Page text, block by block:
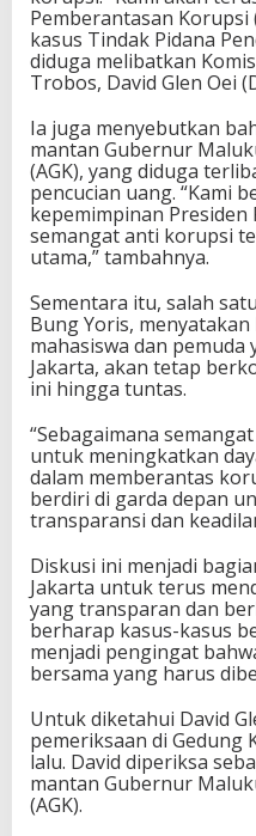
Pemberantasan Korupsi
kasus Tindak Pidana
diduga melibatkan
Trobos, David Glen Oei
Ia juga menyebutkan
mantan Gubernur
(AGK), yang diduga
pencucian uang. “Kami
kepemimpinan Presiden
semangat anti korupsi
utama,” tambahnya.
Sementara itu, salah
Bung Yoris,
mahasiswa dan pemuda
Jakarta, akan tetap
ini hingga tuntas.
“Sebagaimana
untuk meningkatkan
dalam memberantas
berdiri di garda depan
transparansi dan
Diskusi ini menjadi
Jakarta untuk terus
yang transparan dan
berharap kasus-kasus
menjadi pengingat
bersama yang harus
Untuk diketahui David
pemeriksaan di Gedung
lalu. David diperiksa
mantan Gubernur
(AGK).